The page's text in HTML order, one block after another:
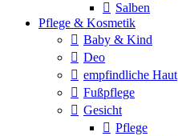
Salben
Pflege & Kosmetik
Baby & Kind
Deo
empfindliche Haut
Fußpflege
Gesicht
Pflege